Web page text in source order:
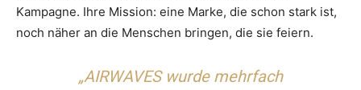
Kampagne. Ihre Mission: eine Marke, die schon stark ist,
noch näher an die Menschen bringen, die sie feiern.
„AIRWAVES wurde mehrfach